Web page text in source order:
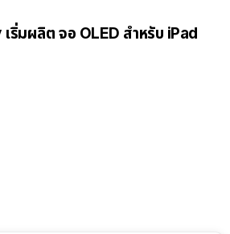
ริ่มผลิต จอ OLED สำหรับ iPad